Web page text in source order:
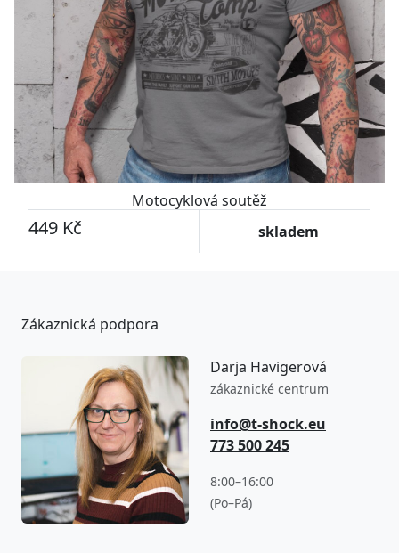
Motocyklová soutěž
449 Kč skladem
Zákaznická podpora
Darja Havigerová
zákaznické centrum
info@t-shock.eu
773 500 245
8:00–16:00
(Po–Pá)